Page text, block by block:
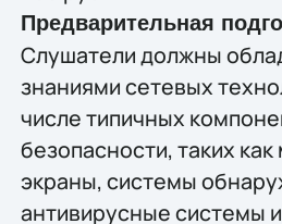
Предварительная
Слушатели должны
знаниями сетевых
числе типичных
безопасности, таких
экраны, системы
антивирусные системы